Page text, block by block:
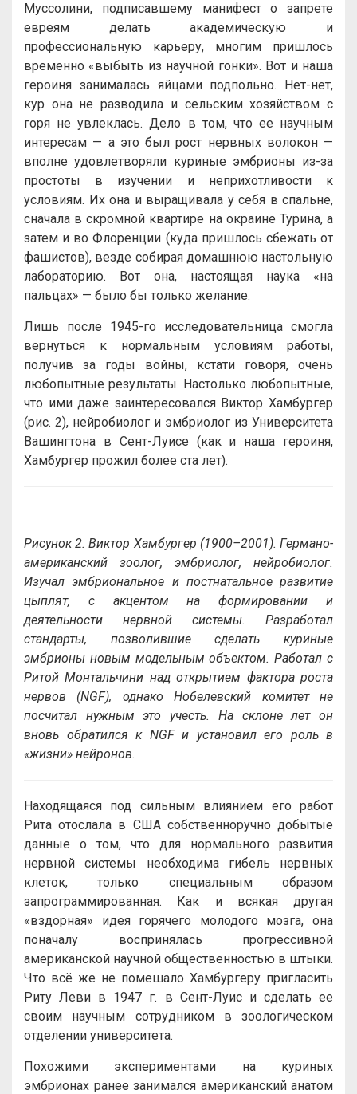
Муссолини, подписавшему манифест о запрете
евреям делать академическую и
профессиональную карьеру, многим пришлось
временно «выбыть из научной гонки». Вот и наша
героиня занималась яйцами подпольно. Нет-нет,
кур она не разводила и сельским хозяйством с
горя не увлеклась. Дело в том, что ее научным
интересам — а это был рост нервных волокон —
вполне удовлетворяли куриные эмбрионы из-за
простоты в изучении и неприхотливости к
условиям. Их она и выращивала у себя в спальне,
сначала в скромной квартире на окраине Турина, а
затем и во Флоренции (куда пришлось сбежать от
фашистов), везде собирая домашнюю настольную
лабораторию. Вот она, настоящая наука «на
пальцах» — было бы только желание.
Лишь после 1945-го исследовательница смогла
вернуться к нормальным условиям работы,
получив за годы войны, кстати говоря, очень
любопытные результаты. Настолько любопытные,
что ими даже заинтересовался Виктор Хамбургер
(рис. 2), нейробиолог и эмбриолог из Университета
Вашингтона в Сент-Луисе (как и наша героиня,
Хамбургер прожил более ста лет).
Рисунок 2. Виктор Хамбургер (1900–2001). Германо-
американский зоолог, эмбриолог, нейробиолог.
Изучал эмбриональное и постнатальное развитие
цыплят, с акцентом на формировании и
деятельности нервной системы. Разработал
стандарты, позволившие сделать куриные
эмбрионы новым модельным объектом. Работал с
Ритой Монтальчини над открытием фактора роста
нервов (NGF), однако Нобелевский комитет не
посчитал нужным это учесть. На склоне лет он
вновь обратился к NGF и установил его роль в
«жизни» нейронов.
Находящаяся под сильным влиянием его работ
Рита отослала в США собственноручно добытые
данные о том, что для нормального развития
нервной системы необходима гибель нервных
клеток, только специальным образом
запрограммированная. Как и всякая другая
«вздорная» идея горячего молодого мозга, она
поначалу воспринялась прогрессивной
американской научной общественностью в штыки.
Что всё же не помешало Хамбургеру пригласить
Риту Леви в 1947 г. в Сент-Луис и сделать ее
своим научным сотрудником в зоологическом
отделении университета.
Похожими экспериментами на куриных
эмбрионах ранее занимался американский анатом